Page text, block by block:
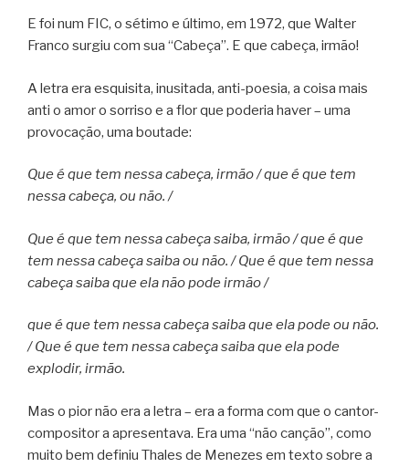
E foi num FIC, o sétimo e último, em 1972, que Walter
Franco surgiu com sua “Cabeça”. E que cabeça, irmão!
A letra era esquisita, inusitada, anti-poesia, a coisa mais
anti o amor o sorriso e a flor que poderia haver – uma
provocação, uma boutade:
Que é que tem nessa cabeça, irmão / que é que tem
nessa cabeça, ou não. /
Que é que tem nessa cabeça saiba, irmão / que é que
tem nessa cabeça saiba ou não. / Que é que tem nessa
cabeça saiba que ela não pode irmão /
que é que tem nessa cabeça saiba que ela pode ou não.
/ Que é que tem nessa cabeça saiba que ela pode
explodir, irmão.
Mas o pior não era a letra – era a forma com que o cantor-
compositor a apresentava. Era uma “não canção”, como
muito bem definiu Thales de Menezes em texto sobre a